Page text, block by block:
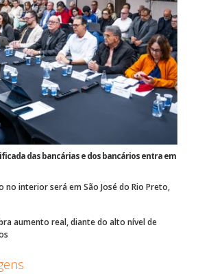
das bancárias e dos bancários entra em
no interior será em São José do Rio Preto,
aumento real, diante do alto nível de